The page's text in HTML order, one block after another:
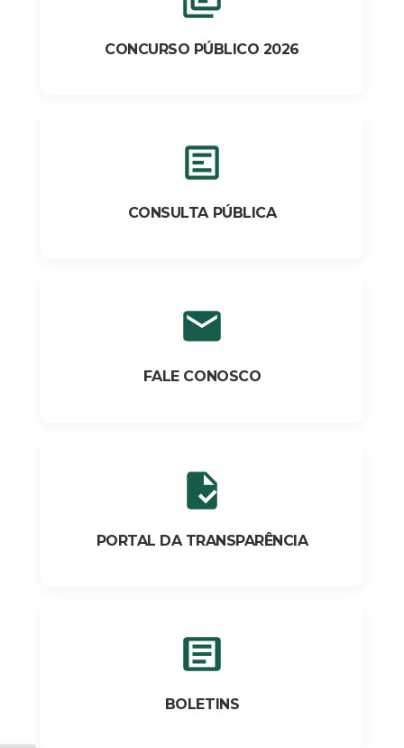
CONCURSO PÚBLICO 2026
CONSULTA PÚBLICA
FALE CONOSCO
PORTAL DA TRANSPARÊNCIA
BOLETINS